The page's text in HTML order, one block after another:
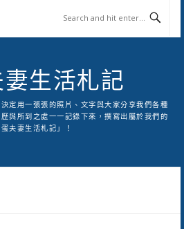
生活札記
定用一張張的照片、文字與大家分享我們各種
與所到之處一一記錄下來，撰寫出屬於我們的
蛋夫妻生活札記」！